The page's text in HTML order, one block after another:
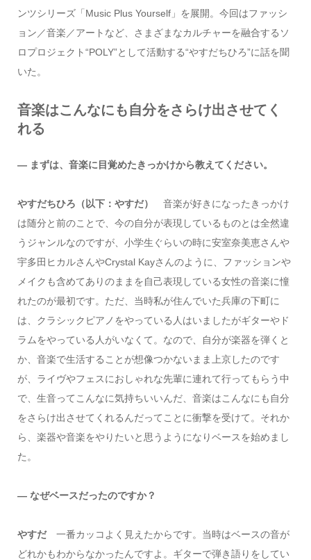
ンツシリーズ「Music Plus Yourself」を展開。今回はファッシ
ョン／音楽／アートなど、さまざまなカルチャーを融合するソ
ロプロジェクト“POLY”として活動する“やすだちひろ”に話を聞
いた。
音楽はこんなにも自分をさらけ出させてく
れる
― まずは、音楽に目覚めたきっかけから教えてください。
やすだちひろ（以下：やすだ） 音楽が好きになったきっかけ
は随分と前のことで、今の自分が表現しているものとは全然違
うジャンルなのですが、小学生ぐらいの時に安室奈美恵さんや
宇多田ヒカルさんやCrystal Kayさんのように、ファッションや
メイクも含めてありのままを自己表現している女性の音楽に憧
れたのが最初です。ただ、当時私が住んでいた兵庫の下町に
は、クラシックピアノをやっている人はいましたがギターやド
ラムをやっている人がいなくて。なので、自分が楽器を弾くと
か、音楽で生活することが想像つかないまま上京したのです
が、ライヴやフェスにおしゃれな先輩に連れて行ってもらう中
で、生音ってこんなに気持ちいいんだ、音楽はこんなにも自分
をさらけ出させてくれるんだってことに衝撃を受けて。それか
ら、楽器や音楽をやりたいと思うようになりベースを始めまし
た。
― なぜベースだったのですか？
やすだ 一番カッコよく見えたからです。当時はベースの音が
どれかもわからなかったんですよ。ギターで弾き語りをしてい